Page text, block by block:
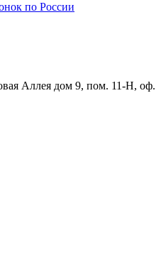
по России
Аллея дом 9, пом. 11-Н, оф.